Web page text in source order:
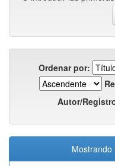
Ordenar por:
Autor/
Mostrando